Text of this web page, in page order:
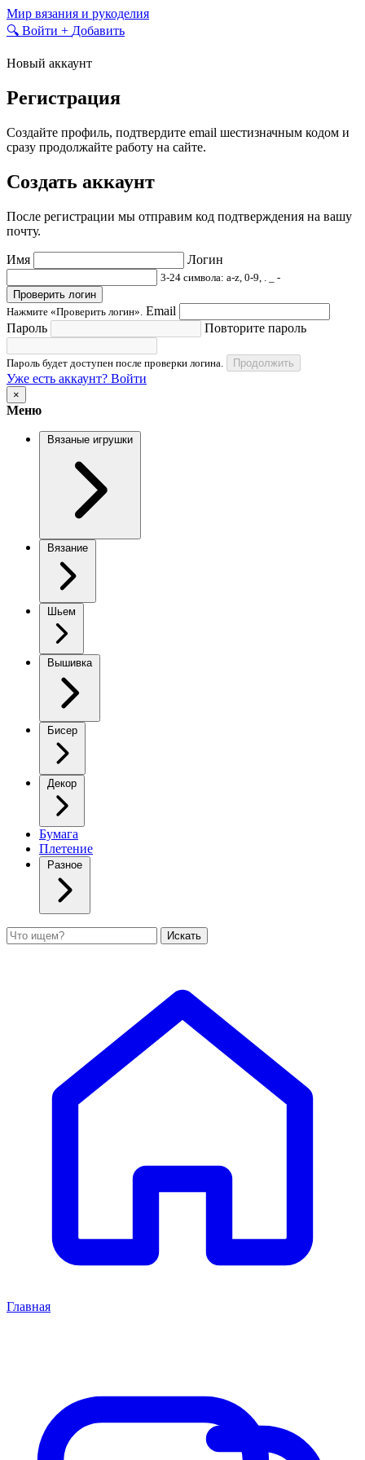
Skip
to
Мир вязания и рукоделия
🔍 Войти + Добавить
Новый аккаунт
Регистрация
Создайте профиль, подтвердите email шестизначным кодом и
сразу продолжайте работу на сайте.
Создать аккаунт
После регистрации мы отправим код подтверждения на вашу
почту.
Имя Логин
3-24 символа: a-z, 0-9, . _ -
Проверить логин
Нажмите «Проверить логин». Email
Пароль
Повторите пароль
Пароль будет доступен после проверки логина. Продолжить
Уже есть аккаунт? Войти
×
Меню
Вязаные игрушки
Вязание
Шьем
Вышивка
Бисер
Декор
Бумага
Плетение
Разное
Поиск Искать
Главная